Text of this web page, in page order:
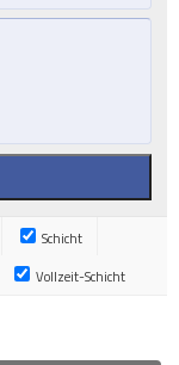
Schicht
Vollzeit-Schicht